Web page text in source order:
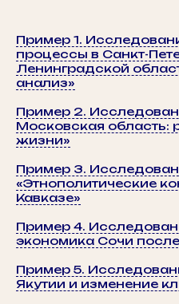
Пример 1.
процессы в Санкт-
Ленинградской
анализ»
Пример 2.
Московская область:
жизни»
Пример 3.
«Этнополитические
Кавказе»
Пример 4.
экономика Сочи
Пример 5.
Якутии и изменение